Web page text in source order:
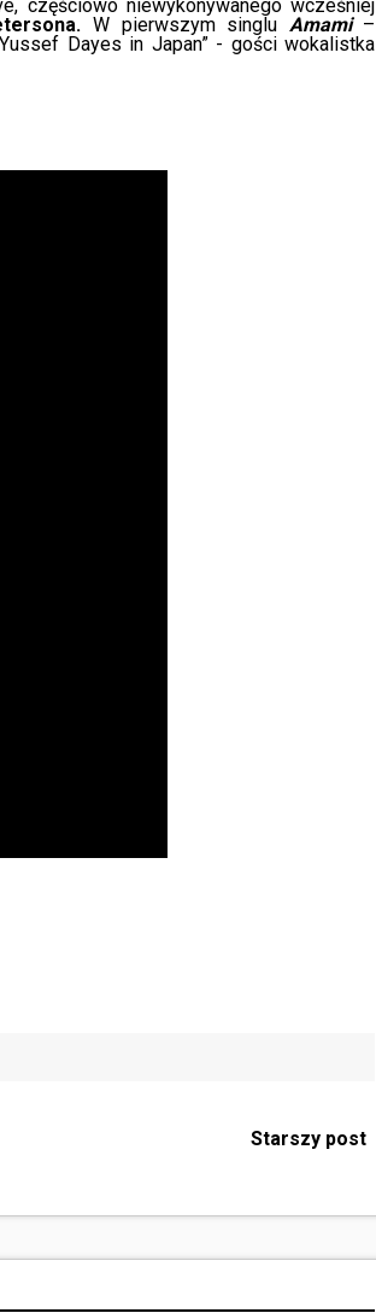
częściowo niewykonywanego wcześniej
W pierwszym singlu Amami–
Dayes in Japan” - gości wokalistka
Starszy post